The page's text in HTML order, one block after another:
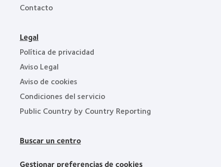
Contacto
Legal
Política de privacidad
Aviso Legal
Aviso de cookies
Condiciones del servicio
Public Country by Country Reporting
Buscar un centro
Gestionar preferencias de cookies